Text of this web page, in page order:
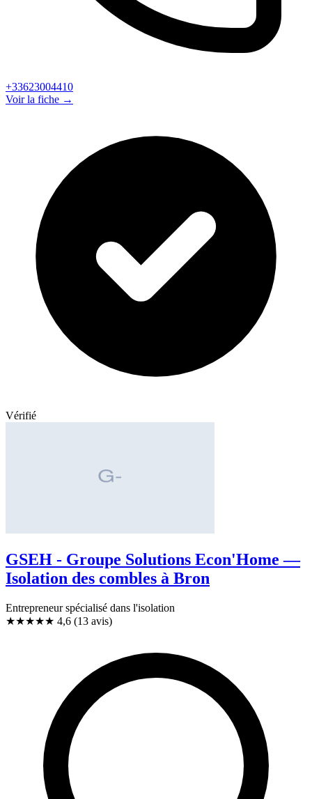
+33623004410
Voir la fiche →
Vérifié
GSEH - Groupe Solutions Econ'Home —
Isolation des combles à Bron
Entrepreneur spécialisé dans l'isolation
★★★★★ 4,6 (13 avis)